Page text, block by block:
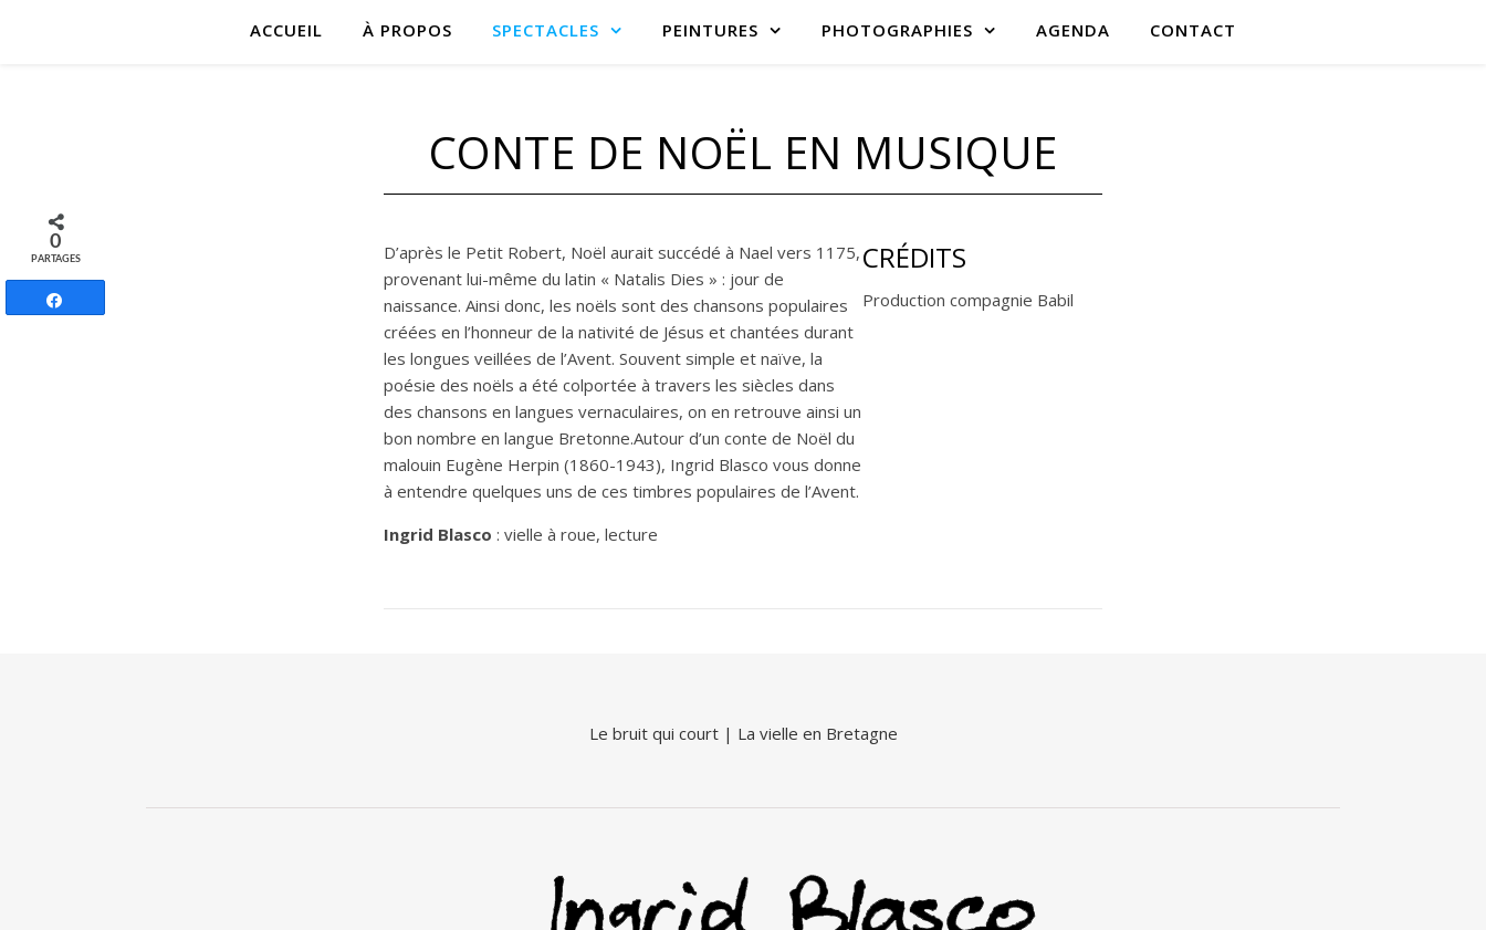
ACCUEIL À PROPOS SPECTACLES PEINTURES PHOTOGRAPHIES AGENDA CONTACT
CONTE DE NOËL EN MUSIQUE
D’après le Petit Robert, Noël aurait succédé à Nael vers 1175,
provenant lui-même du latin « Natalis Dies » : jour de
naissance. Ainsi donc, les noëls sont des chansons populaires
créées en l’honneur de la nativité de Jésus et chantées durant
les longues veillées de l’Avent. Souvent simple et naïve, la
poésie des noëls a été colportée à travers les siècles dans
des chansons en langues vernaculaires, on en retrouve ainsi un
bon nombre en langue Bretonne.Autour d’un conte de Noël du
malouin Eugène Herpin (1860-1943), Ingrid Blasco vous donne
à entendre quelques uns de ces timbres populaires de l’Avent.
Ingrid Blasco : vielle à roue, lecture
CRÉDITS
Production compagnie Babil
Le bruit qui court| La vielle en Bretagne
0
PARTAGES